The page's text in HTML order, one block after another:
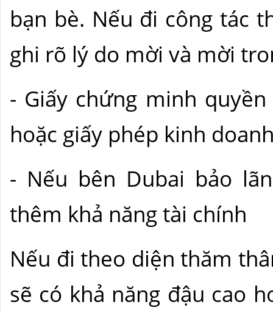
bạn bè. Nếu đi công tác
ghi rõ lý do mời và mời
- Giấy chứng minh
hoặc giấy phép kinh
- Nếu bên Dubai bảo
thêm khả năng tài chính
Nếu đi theo diện thăm
sẽ có khả năng đậu cao